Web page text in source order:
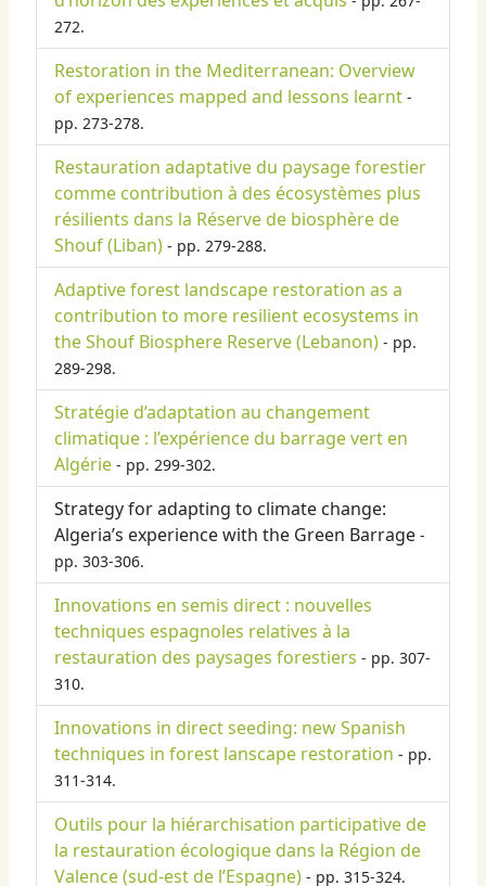
272.
Restoration in the Mediterranean: Overview
of experiences mapped and lessons learnt -
pp. 273-278.
Restauration adaptative du paysage forestier
comme contribution à des écosystèmes plus
résilients dans la Réserve de biosphère de
Shouf (Liban) - pp. 279-288.
Adaptive forest landscape restoration as a
contribution to more resilient ecosystems in
the Shouf Biosphere Reserve (Lebanon) - pp.
289-298.
Stratégie d’adaptation au changement
climatique : l’expérience du barrage vert en
Algérie - pp. 299-302.
Strategy for adapting to climate change:
Algeria’s experience with the Green Barrage -
pp. 303-306.
Innovations en semis direct : nouvelles
techniques espagnoles relatives à la
restauration des paysages forestiers - pp. 307-
310.
Innovations in direct seeding: new Spanish
techniques in forest lanscape restoration - pp.
311-314.
Outils pour la hiérarchisation participative de
la restauration écologique dans la Région de
Valence (sud-est de l’Espagne) - pp. 315-324.